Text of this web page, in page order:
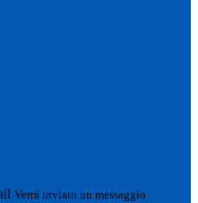
Verrà inviato un messaggio